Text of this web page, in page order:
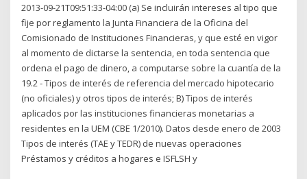
2013-09-21T09:51:33-04:00 (a) Se incluirán intereses al tipo que
fije por reglamento la Junta Financiera de la Oficina del
Comisionado de Instituciones Financieras, y que esté en vigor
al momento de dictarse la sentencia, en toda sentencia que
ordena el pago de dinero, a computarse sobre la cuantía de la
19.2 - Tipos de interés de referencia del mercado hipotecario
(no oficiales) y otros tipos de interés; B) Tipos de interés
aplicados por las instituciones financieras monetarias a
residentes en la UEM (CBE 1/2010). Datos desde enero de 2003
Tipos de interés (TAE y TEDR) de nuevas operaciones
Préstamos y créditos a hogares e ISFLSH y